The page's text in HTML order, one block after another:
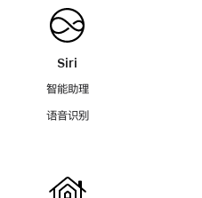
Siri
智能助理
语音识别